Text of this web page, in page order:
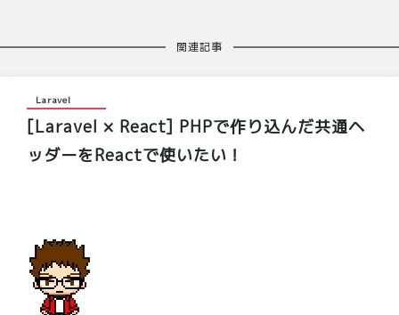
関連記事
Laravel
[Laravel × React] PHPで作り込んだ共通ヘ
ッダーをReactで使いたい！